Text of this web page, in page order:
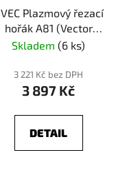
Plazmový řezací
hořák A81 (Vector
PARIS)
Skladem (6 ks)
3 221 Kč bez DPH
3 897 Kč
DETAIL